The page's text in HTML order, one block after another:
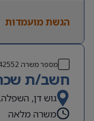
הגשת מועמדות
מספר משרה
חשב/ת שכר
גוש דן,
משרה מלאה